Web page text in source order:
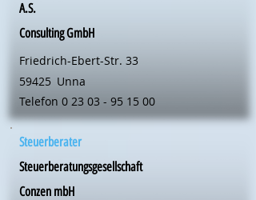
A.S.
Consulting GmbH
Friedrich-Ebert-Str. 33
59425 Unna
Telefon 0 23 03 - 95 15 00
Steuerberater
Steuerberatungsgesellschaft
Conzen mbH